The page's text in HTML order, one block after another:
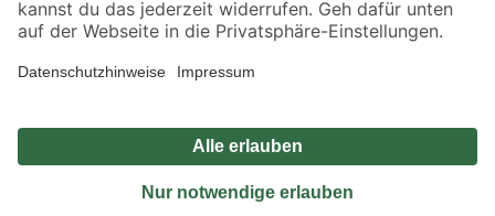
Alle Preisangaben in EUR inkl. gesetzl. MwSt.. Die dargestellten Angebote sind unter
Umständen nicht in allen Märkten verfügbar. Die angegebenen Verfügbarkeiten beziehen
Produkte nur solange der Vorrat reicht.
*Paketversand ab 59 € versandkostenfrei, gilt nicht für Artikel mit Speditionsversand, hier
Privatsphäre Impressum
Nutzungsbedingungen
Widerrufsrecht
Vertrag widerrufen